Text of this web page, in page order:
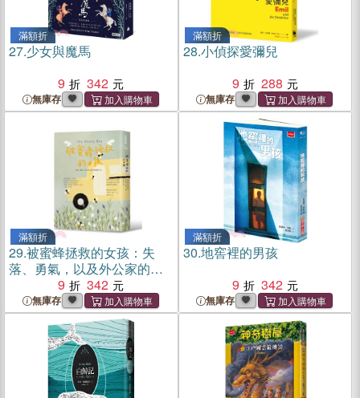
滿額折
27.少女與魔馬
9
342
無庫存
滿額折
28.小偵探愛彌兒
9
288
無庫存
滿額折
29.被蜜蜂拯救的女孩：失
落、勇氣，以及外公家的蜂
9 342
無庫存
滿額折
30.地窖裡的男孩
9
342
無庫存